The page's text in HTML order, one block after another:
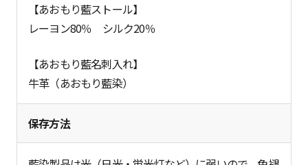
【あおもり藍ストール】
レーヨン80％ シルク20％
【あおもり藍名刺入れ】
牛革（あおもり藍染）
保存方法